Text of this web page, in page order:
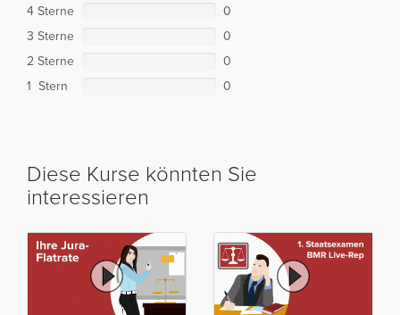
4 Sterne
0
3 Sterne
0
2 Sterne
0
1 Stern
0
Diese Kurse könnten Sie
interessieren